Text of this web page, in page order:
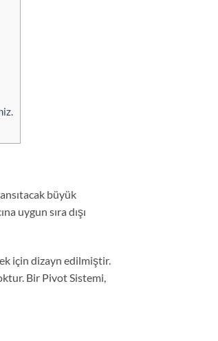
büyük
uygun sıra dışı
için dizayn edilmiştir.
Bir Pivot Sistemi,